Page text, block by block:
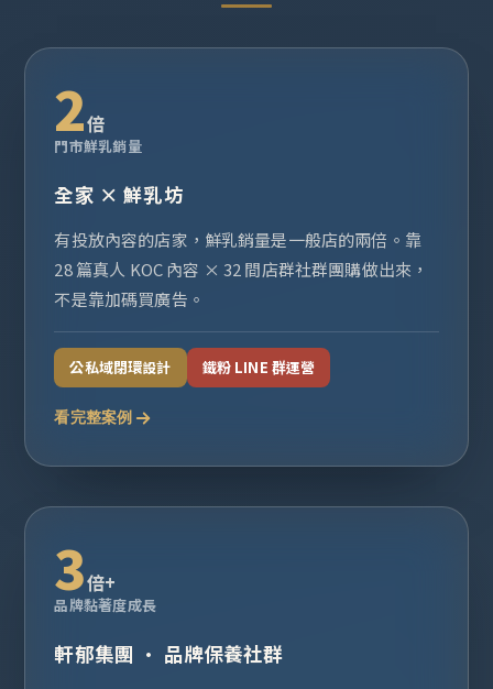
2倍
門市鮮乳銷量
全家 × 鮮乳坊
有投放內容的店家，鮮乳銷量是一般店的兩倍。靠
28 篇真人 KOC 內容 × 32 間店群社群團購做出來，
不是靠加碼買廣告。
公私域閉環設計 鐵粉 LINE 群運營
看完整案例
3倍+
品牌黏著度成長
軒郁集團 · 品牌保養社群